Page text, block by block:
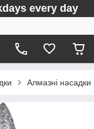
every day
Алмазні насадки